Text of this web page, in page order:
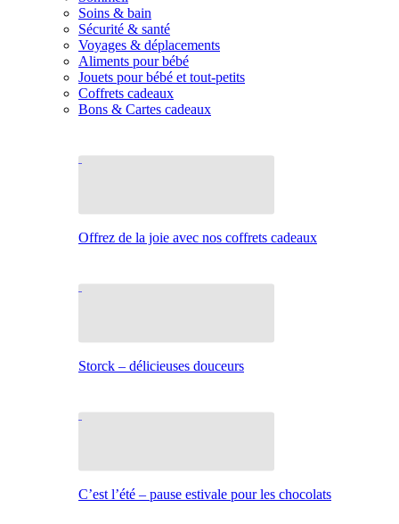
Soins & bain
Sécurité & santé
Voyages & déplacements
Aliments pour bébé
Jouets pour bébé et tout-petits
Coffrets cadeaux
Bons & Cartes cadeaux
Offrez de la joie avec nos coffrets cadeaux
Storck – délicieuses douceurs
C’est l’été – pause estivale pour les chocolats